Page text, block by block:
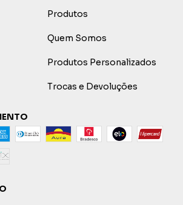
Produtos
Quem Somos
Produtos Personalizados
Trocas e Devoluções